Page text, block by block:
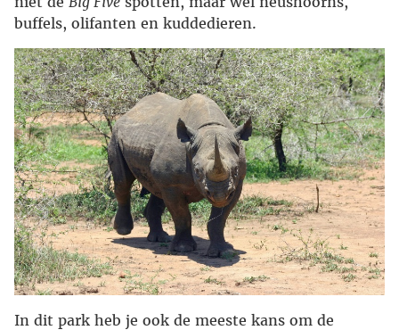
buffels, olifanten en kuddedieren.
In dit park heb je ook de meeste kans om de